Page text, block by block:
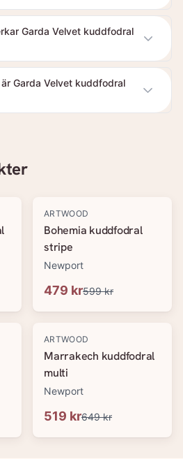
Garda Velvet kuddfodral
Garda Velvet kuddfodral
-20%
ARTWOOD
Bohemia kuddfodral
stripe
Newport
479 kr599 kr
-20%
ARTWOOD
Marrakech kuddfodral
multi
Newport
519 kr649 kr